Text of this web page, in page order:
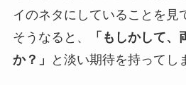
イのネタにしていることを見
そうなると、
「もしかして
か？」
と淡い期待を持ってし